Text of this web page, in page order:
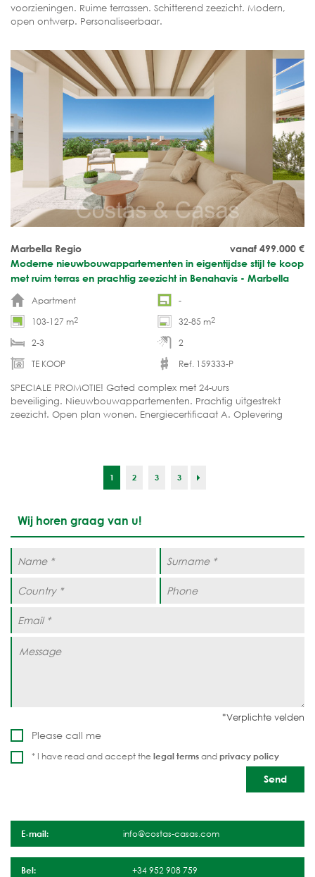
voorzieningen. Ruime terrassen. Schitterend zeezicht. Modern,
open ontwerp. Personaliseerbaar.
vanaf 499.000 €
Marbella Regio
Moderne nieuwbouwappartementen in eigentijdse stijl te koop
met ruim terras en prachtig zeezicht in Benahavis - Marbella
Apartment
-
103-127 m2 32-85 m2
2-3
2
TE KOOP
Ref. 159333-P
SPECIALE PROMOTIE! Gated complex met 24-uurs
beveiliging. Nieuwbouwappartementen. Prachtig uitgestrekt
zeezicht. Open plan wonen. Energiecertificaat A. Oplevering
1 2 3 3
Wij horen graag van u!
Please call me
* I have read and accept the legal termsandprivacy policy
E-mail: info@costas-casas.com
Bel: +34 952 908 759